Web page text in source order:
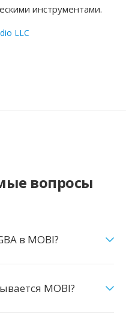
инструментами.
LLC
вопросы
в MOBI?
MOBI?